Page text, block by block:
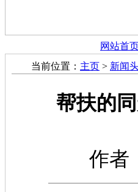
网站首
当前位置： 主页 > 新闻
帮扶的
作者